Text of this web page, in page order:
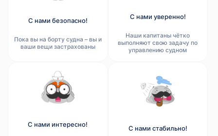
С нами безопасно!
Пока вы на борту судна – вы и
ваши вещи застрахованы
С нами уверенно!
Наши капитаны чётко
выполняют свою задачу по
управлению судном
С нами интересно! С нами стабильно!